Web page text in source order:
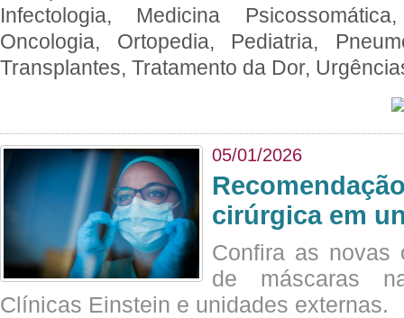
Infectologia, Medicina
Oncologia, Ortopedia, Pediatria,
Transplantes, Tratamento da Dor,
05/01/2026
cirúrgica em
Confira as novas
de máscaras
Clínicas Einstein e unidades externas.